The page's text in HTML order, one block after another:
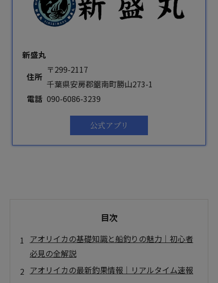
新盛丸
住所
〒299-2117
千葉県安房郡鋸南町勝山273-1
電話 090-6086-3239
公式アプリ
目次
アオリイカの基礎知識と船釣りの魅力｜初心者
必見の全解説
アオリイカの最新釣果情報｜リアルタイム速報